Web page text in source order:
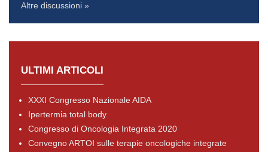
Altre discussioni »
ULTIMI ARTICOLI
XXXI Congresso Nazionale AIDA
Ipertermia total body
Congresso di Oncologia Integrata 2020
Convegno ARTOI sulle terapie oncologiche integrate